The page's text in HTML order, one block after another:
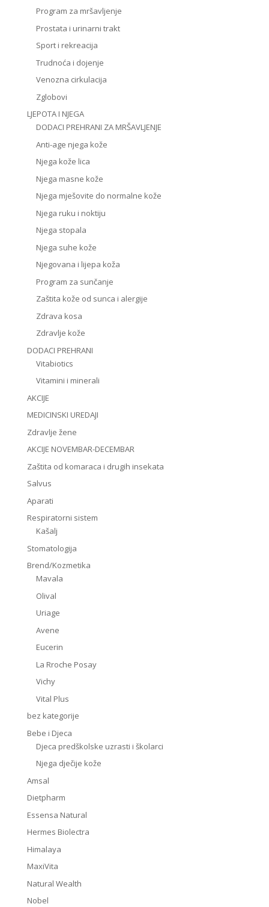
Program za mršavljenje
Prostata i urinarni trakt
Sport i rekreacija
Trudnoća i dojenje
Venozna cirkulacija
Zglobovi
LJEPOTA I NJEGA
DODACI PREHRANI ZA MRŠAVLJENJE
Anti-age njega kože
Njega kože lica
Njega masne kože
Njega mješovite do normalne kože
Njega ruku i noktiju
Njega stopala
Njega suhe kože
Njegovana i lijepa koža
Program za sunčanje
Zaštita kože od sunca i alergije
Zdrava kosa
Zdravlje kože
DODACI PREHRANI
Vitabiotics
Vitamini i minerali
AKCIJE
MEDICINSKI UREDAJI
Zdravlje žene
AKCIJE NOVEMBAR-DECEMBAR
Zaštita od komaraca i drugih insekata
Salvus
Aparati
Respiratorni sistem
Kašalj
Stomatologija
Brend/Kozmetika
Mavala
Olival
Uriage
Avene
Eucerin
La Rroche Posay
Vichy
Vital Plus
bez kategorije
Bebe i Djeca
Djeca predškolske uzrasti i školarci
Njega dječije kože
Amsal
Dietpharm
Essensa Natural
Hermes Biolectra
Himalaya
MaxiVita
Natural Wealth
Nobel